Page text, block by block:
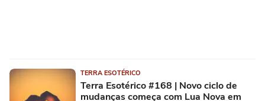
TERRA ESOTÉRICO
Terra Esotérico #168 | Novo ciclo de
mudanças começa com Lua Nova em